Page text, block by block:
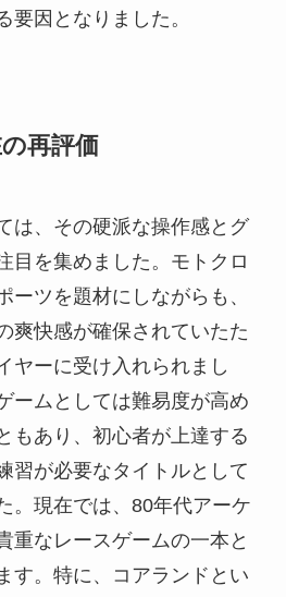
要因となりました。
再評価
は、その硬派な操作感とグ
目を集めました。モトクロ
ーツを題材にしながらも、
爽快感が確保されていたた
ヤーに受け入れられまし
ームとしては難易度が高め
もあり、初心者が上達する
習が必要なタイトルとして
。現在では、80年代アーケ
重なレースゲームの一本と
す。特に、コアランドとい